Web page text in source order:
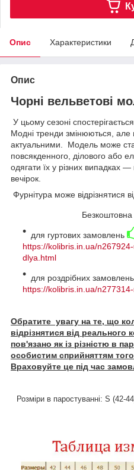
Опис Характеристики
Опис
Чорні вельветові
У цьому сезоні
Модні тренди змінюються,
актуальними. Модель може
повсякденного, ділового або
одягати їх у різних випадках —
вечірок.
Фурнітура може відрізнятися
Безкоштовна
для гуртових замовлень
https://kolibris.in.ua/
dlya.html
для роздрібних замовлень
https://kolibris.in.ua/
Обратите увагу на те, що
відрізнятися від
пов'язано як із різністю в
особистим сприйняттям
Враховуйте це під час
Розміри в паростуванні: S (42-